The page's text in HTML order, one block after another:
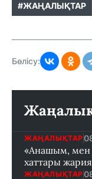
#ЖАҢАЛЫҚТАР
Бөлісу:
ЖАҢАЛЫҚТАР
«Анашым, мен
хаттары
ЖАҢАЛЫҚТАР